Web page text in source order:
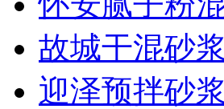
故城干混砂浆
迎泽预拌砂